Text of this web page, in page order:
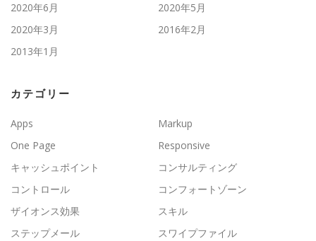
2020年6月
2020年5月
2020年3月
2016年2月
2013年1月
カテゴリー
Apps
Markup
One Page
Responsive
キャッシュポイント
コンサルティング
コントロール
コンフォートゾーン
ザイオンス効果
スキル
ステップメール
スワイプファイル